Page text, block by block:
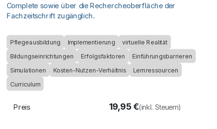
Complete sowie über die Rechercheoberfläche der
Fachzeitschrift zugänglich.
Pflegeausbildung Implementierung virtuelle Realität
Bildungseinrichtungen Erfolgsfaktoren
Einführungsbarrieren
Simulationen
Kosten-Nutzen-Verhältnis Lernressourcen
Curriculum
Preis 19,95€(inkl. Steuern)